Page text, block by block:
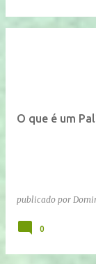
O que é um
publicado por
0